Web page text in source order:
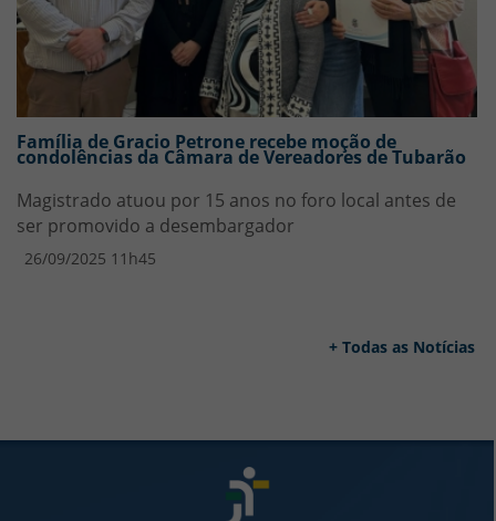
Família de Gracio Petrone recebe moção de
condolências da Câmara de Vereadores de Tubarão
Magistrado atuou por 15 anos no foro local antes de
ser promovido a desembargador
26/09/2025 11h45
+ Todas as Notícias